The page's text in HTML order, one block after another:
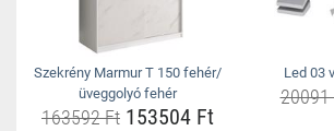
Szekrény Marmur T 150 fehér/
üveggolyó fehér
163592 Ft 153504 Ft
Led 03
20091